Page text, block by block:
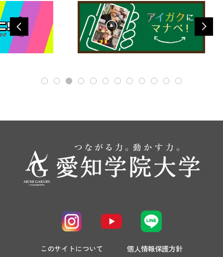
このサイトについて 個人情報保護方針